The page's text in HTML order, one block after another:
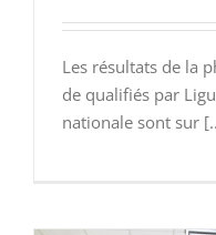
Les résultats de la
de qualifiés par
nationale sont sur